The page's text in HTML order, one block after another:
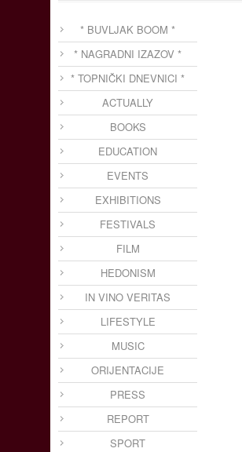
* BUVLJAK BOOM *
* NAGRADNI IZAZOV *
* TOPNIČKI DNEVNICI *
ACTUALLY
BOOKS
EDUCATION
EVENTS
EXHIBITIONS
FESTIVALS
FILM
HEDONISM
IN VINO VERITAS
LIFESTYLE
MUSIC
ORIJENTACIJE
PRESS
REPORT
SPORT